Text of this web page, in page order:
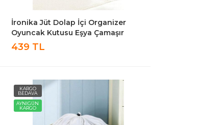
İronika Jüt Dolap İçi Organizer
Oyuncak Kutusu Eşya Çamaşır
Saklama Sepeti Düzenleyici Kutu 2li
Set
439 TL
KARGO
BEDAVA
AYNIGÜN
KARGO